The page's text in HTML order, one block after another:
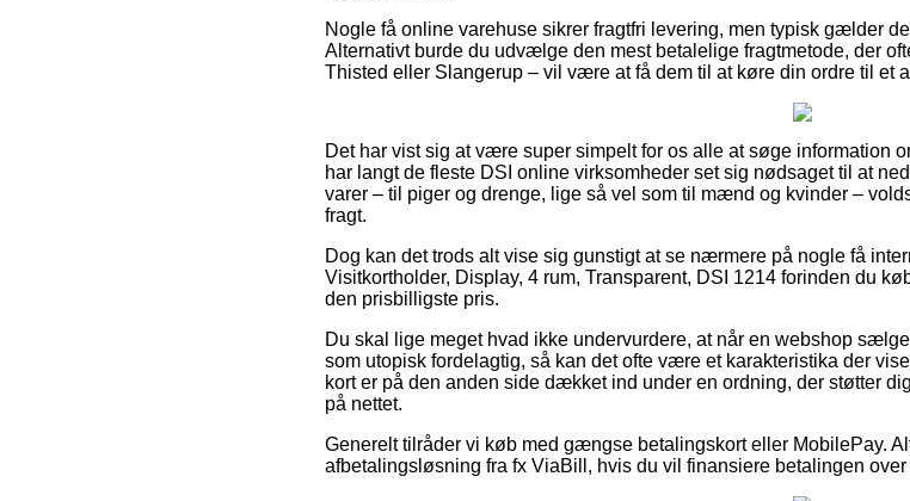
Nogle få online varehuse sikrer fragtfri levering, men typisk gælder
Alternativt burde du udvælge den mest betalelige fragtmetode, der
Thisted eller Slangerup – vil være at få dem til at køre din ordre til et
Det har vist sig at være super simpelt for os alle at søge information
har langt de fleste DSI online virksomheder set sig nødsaget til at
varer – til piger og drenge, lige så vel som til mænd og kvinder –
fragt.
Dog kan det trods alt vise sig gunstigt at se nærmere på nogle få
Visitkortholder, Display, 4 rum, Transparent, DSI 1214 forinden du
den prisbilligste pris.
Du skal lige meget hvad ikke undervurdere, at når en webshop
som utopisk fordelagtig, så kan det ofte være et karakteristika der
kort er på den anden side dækket ind under en ordning, der støtter
på nettet.
Generelt tilråder vi køb med gængse betalingskort eller MobilePay.
afbetalingsløsning fra fx ViaBill, hvis du vil finansiere betalingen over